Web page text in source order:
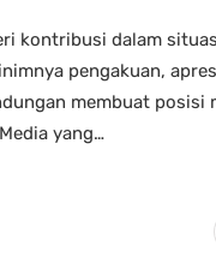
kontribusi dalam
pengakuan,
membuat posisi
yang…